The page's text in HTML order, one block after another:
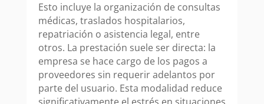
Esto incluye la organización de consultas
médicas, traslados hospitalarios,
repatriación o asistencia legal, entre
otros. La prestación suele ser directa: la
empresa se hace cargo de los pagos a
proveedores sin requerir adelantos por
parte del usuario. Esta modalidad reduce